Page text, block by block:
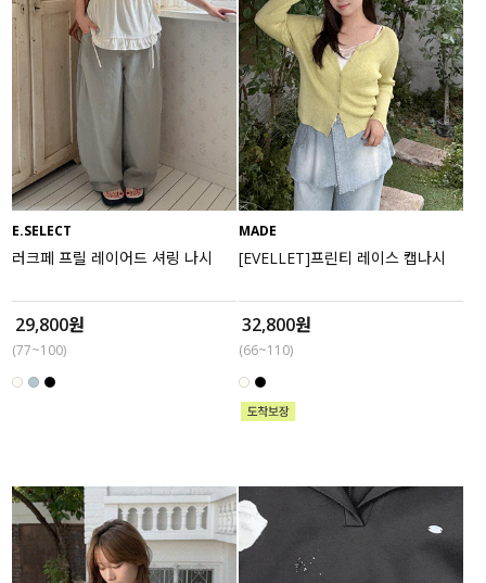
E.SELECT
러크페 프릴 레이어드 셔링 나시
29,800원
(77~100)
MADE
[EVELLET]프린티 레이스 캡나시
32,800원
(66~110)